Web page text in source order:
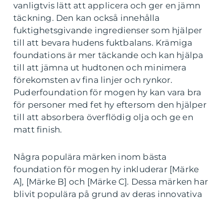
vanligtvis lätt att applicera och ger en jämn
täckning. Den kan också innehålla
fuktighetsgivande ingredienser som hjälper
till att bevara hudens fuktbalans. Krämiga
foundations är mer täckande och kan hjälpa
till att jämna ut hudtonen och minimera
förekomsten av fina linjer och rynkor.
Puderfoundation för mogen hy kan vara bra
för personer med fet hy eftersom den hjälper
till att absorbera överflödig olja och ge en
matt finish.
Några populära märken inom bästa
foundation för mogen hy inkluderar [Märke
A], [Märke B] och [Märke C]. Dessa märken har
blivit populära på grund av deras innovativa